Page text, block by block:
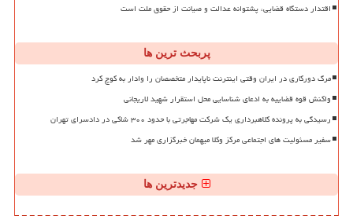
اقتدار دستگاه قضایی، پشتوانه عدالت و صیانت از حقوق ملت است
پربحث ترین ها
مرگ دورکاری در ایران وقتی اینترنت ناپایدار متخصصان را وادار به کوچ کرد
واکنش قوه قضاییه به ادعای شناسایی محل استقرار شهید لاریجانی
رسیدگی به پرونده کلاهبرداری یک شرکت مهاجرتی با حدود ۳۰۰ شاکی در دادسرای تهران
سفیر مسئولیت های اجتماعی مرکز وکلا میهمان خبرگزاری مهر شد
جدیدترین ها